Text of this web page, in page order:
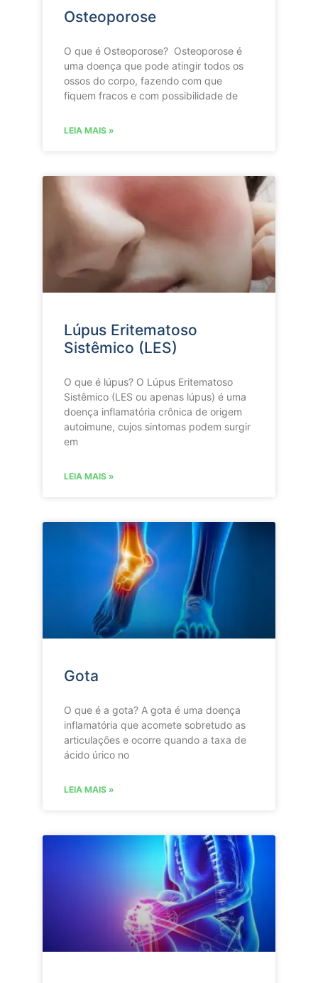
Osteoporose
O que é Osteoporose? Osteoporose é
uma doença que pode atingir todos os
ossos do corpo, fazendo com que
fiquem fracos e com possibilidade de
LEIA MAIS »
Lúpus Eritematoso
Sistêmico (LES)
O que é lúpus? O Lúpus Eritematoso
Sistêmico (LES ou apenas lúpus) é uma
doença inflamatória crônica de origem
autoimune, cujos sintomas podem surgir
em
LEIA MAIS »
Gota
O que é a gota? A gota é uma doença
inflamatória que acomete sobretudo as
articulações e ocorre quando a taxa de
ácido úrico no
LEIA MAIS »